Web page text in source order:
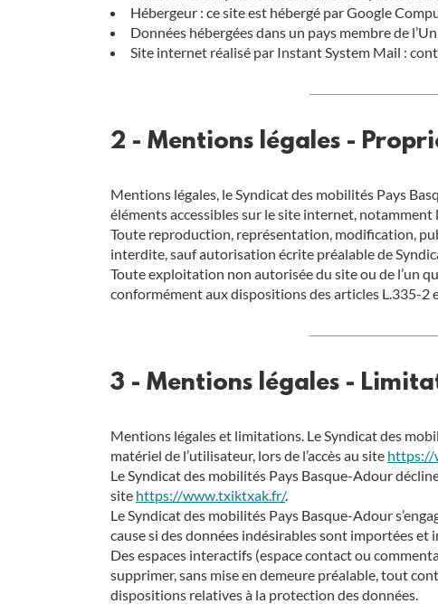
Hébergeur : ce site est hébergé par Google
Données hébergées dans un pays membre de
Site internet réalisé par Instant System Mail :
2 - Mentions légales -
Mentions légales, le Syndicat des mobilités Pays
éléments accessibles sur le site internet, notamment
Toute reproduction, représentation, modification,
interdite, sauf autorisation écrite préalable de
Toute exploitation non autorisée du site ou de l’un
conformément aux dispositions des articles L.335-
3 - Mentions légales -
Mentions légales et limitations. Le Syndicat des
matériel de l’utilisateur, lors de l’accès au site https://
Le Syndicat des mobilités Pays Basque-Adour
site https://www.txiktxak.fr/.
Le Syndicat des mobilités Pays Basque-Adour
cause si des données indésirables sont importées et
Des espaces interactifs (espace contact ou
supprimer, sans mise en demeure préalable, tout
dispositions relatives à la protection des données.